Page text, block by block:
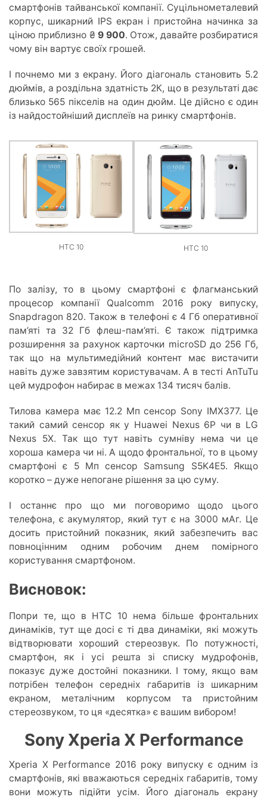
смартфонів тайванської компанії. Суцільнометалевий
корпус, шикарний IPS екран і пристойна начинка за
ціною приблизно ₴ 9 900. Отож, давайте розбиратися
чому він вартує своїх грошей.
І почнемо ми з екрану. Його діагональ становить 5.2
дюймів, а роздільна здатність 2К, що в результаті дає
близько 565 пікселів на один дюйм. Це дійсно є один
із найдостойніший дисплеїв на ринку смартфонів.
HTC 10 HTC 10
По залізу, то в цьому смартфоні є флагманський
процесор компанії Qualcomm 2016 року випуску,
Snapdragon 820. Також в телефоні є 4 Гб оперативної
пам’яті та 32 Гб флеш-пам’яті. Є також підтримка
розширення за рахунок карточки microSD до 256 Гб,
так що на мультимедійний контент має вистачити
навіть дуже завзятим користувачам. А в тесті AnTuTu
цей мудрофон набирає в межах 134 тисяч балів.
Тилова камера має 12.2 Мп сенсор Sony IMX377. Це
такий самий сенсор як у Huawei Nexus 6P чи в LG
Nexus 5X. Так що тут навіть сумніву нема чи це
хороша камера чи ні. А щодо фронтальної, то в цьому
смартфоні є 5 Мп сенсор Samsung S5K4E5. Якщо
коротко – дуже непогане рішення за цю суму.
І останнє про що ми поговоримо щодо цього
телефона, є акумулятор, який тут є на 3000 мАг. Це
досить пристойний показник, який забезпечить вас
повноцінним одним робочим днем помірного
користування смартфоном.
Висновок:
Попри те, що в HTC 10 нема більше фронтальних
динаміків, тут ще досі є ті два динаміки, які можуть
відтворювати хороший стереозвук. По потужності,
смартфон, як і усі решта зі списку мудрофонів,
показує дуже достойні показники. І тому, якщо вам
потрібен телефон середніх габаритів із шикарним
екраном, металічним корпусом та пристойним
стереозвуком, то ця «десятка» є вашим вибором!
Sony Xperia X Performance
Xperia X Performance 2016 року випуску є одним із
смартфонів, які вважаються середніх габаритів, тому
вони можуть підійти усім. Його діагональ екрану